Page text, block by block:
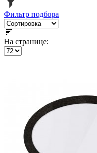
Фильтр подбора
На странице: